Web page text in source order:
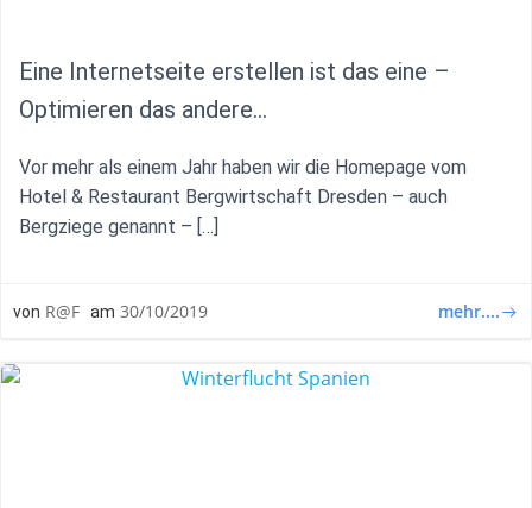
Eine Internetseite erstellen ist das eine –
Optimieren das andere…
Vor mehr als einem Jahr haben wir die Homepage vom
Hotel & Restaurant Bergwirtschaft Dresden – auch
Bergziege genannt – […]
von R@F am 30/10/2019 mehr....